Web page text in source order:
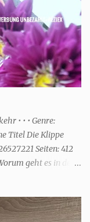
denkt, lasst
seid. TYP
für euch gehört
ein gutes Buch
und genießt
der Typ Genießer.
passen, weil
ein Duschgel mit
Pflegedusche
• • • Genre:
Titel Die Klippe
Seiten: 412
geht es in dem
sich
bald erkennen,